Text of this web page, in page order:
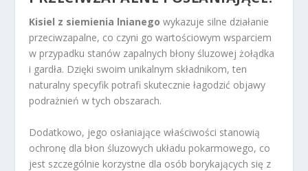
Kisiel z siemienia lnianego wykazuje silne działanie
przeciwzapalne, co czyni go wartościowym wsparciem
w przypadku stanów zapalnych błony śluzowej żołądka
i gardła. Dzięki swoim unikalnym składnikom, ten
naturalny specyfik potrafi skutecznie łagodzić objawy
podrażnień w tych obszarach.
Dodatkowo, jego osłaniające właściwości stanowią
ochronę dla błon śluzowych układu pokarmowego, co
jest szczególnie korzystne dla osób borykających się z